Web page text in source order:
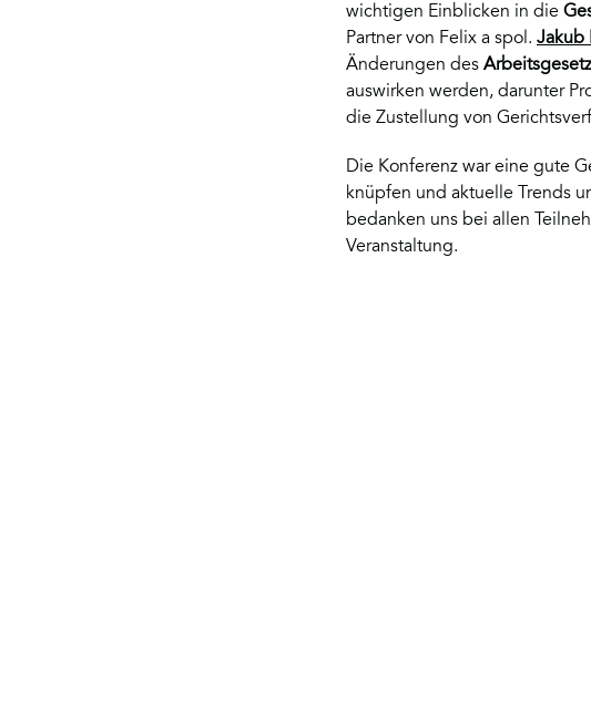
wichtigen Einblicken in die
Partner von Felix a spol. Jakub
Änderungen des
auswirken werden, darunter
die Zustellung von
Die Konferenz war eine gute
knüpfen und aktuelle Trends
bedanken uns bei allen
Veranstaltung.